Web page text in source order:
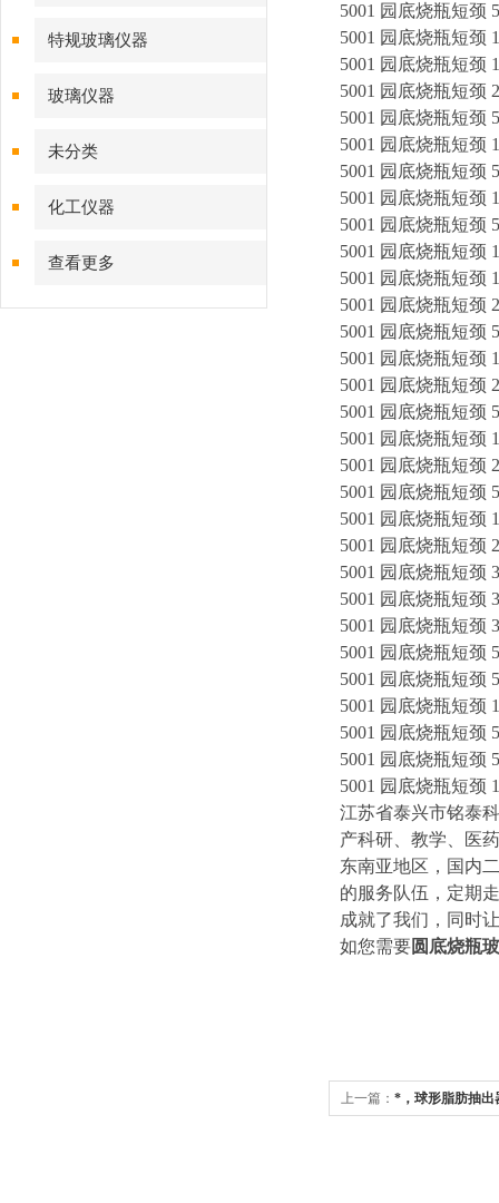
特规玻璃仪器
玻璃仪器
未分类
化工仪器
查看更多
5001 园底烧瓶短颈
5001 园底烧瓶短颈
5001 园底烧瓶短颈
5001 园底烧瓶短颈
5001 园底烧瓶短颈
5001 园底烧瓶短颈
5001 园底烧瓶短颈
5001 园底烧瓶短颈
5001 园底烧瓶短颈
5001 园底烧瓶短颈
5001 园底烧瓶短颈
5001 园底烧瓶短颈
5001 园底烧瓶短颈
5001 园底烧瓶短颈
5001 园底烧瓶短颈
5001 园底烧瓶短颈
5001 园底烧瓶短颈
5001 园底烧瓶短颈
5001 园底烧瓶短颈
5001 园底烧瓶短颈
5001 园底烧瓶短颈
5001 园底烧瓶短颈
5001 园底烧瓶短颈
5001 园底烧瓶短颈
5001 园底烧瓶短颈
5001 园底烧瓶短颈
5001 园底烧瓶短颈
5001 园底烧瓶短颈
5001 园底烧瓶短颈
5001 园底烧瓶短颈
江苏省泰兴市铭泰
产科研、教学、医
东南亚地区，国内
的服务队伍，定期
成就了我们，同时
如您需要圆底烧瓶
上一篇： *，球形脂肪抽出